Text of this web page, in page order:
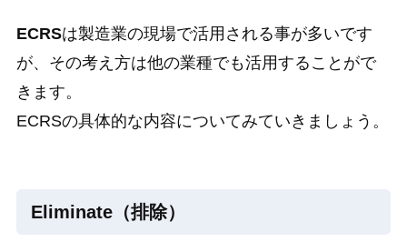
ECRSは製造業の現場で活用される事が多いです
が、その考え方は他の業種でも活用することがで
きます。
ECRSの具体的な内容についてみていきましょう。
Eliminate（排除）